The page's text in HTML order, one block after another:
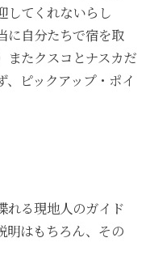
してくれないらし
に自分たちで宿を取
またクスコとナスカだ
ピックアップ・ポイ
れる現地人のガイド
明はもちろん、その